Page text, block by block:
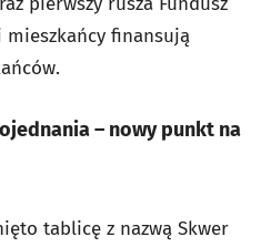
mieszkańcy finansują
– nowy punkt na
tablicę z nazwą Skwer